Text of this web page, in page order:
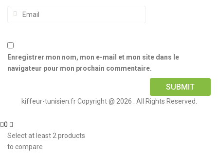
Enregistrer mon nom, mon e-mail et mon site dans le
navigateur pour mon prochain commentaire.
kiffeur-tunisien.fr Copyright @ 2026 . All Rights Reserved.
0
Select at least 2 products
to compare